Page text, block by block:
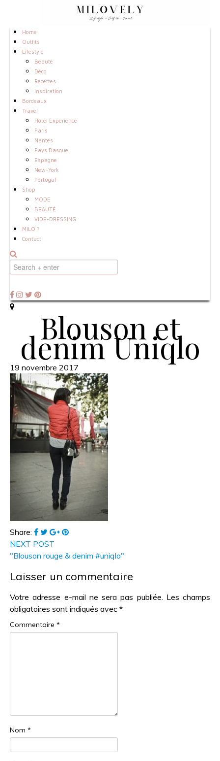
Home
Outfits
Lifestyle
Beauté
Déco
Recettes
Inspiration
Bordeaux
Travel
Hotel Experience
Paris
Nantes
Pays Basque
Espagne
New-York
Portugal
Shop
MODE
BEAUTÉ
VIDE-DRESSING
MILO ?
Contact
Blouson et
denim Uniqlo
19 novembre 2017
Share:
NEXT POST
"Blouson rouge & denim #uniqlo"
Laisser un commentaire
Votre adresse e-mail ne sera pas publiée. Les champs
obligatoires sont indiqués avec *
Commentaire *
Nom *